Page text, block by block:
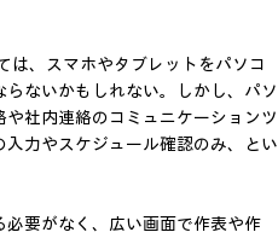
は、スマホやタブレットをパソコ
ないかもしれない。しかし、パソ
社内連絡のコミュニケーションツ
力やスケジュール確認のみ、とい
要がなく、広い画面で作表や作